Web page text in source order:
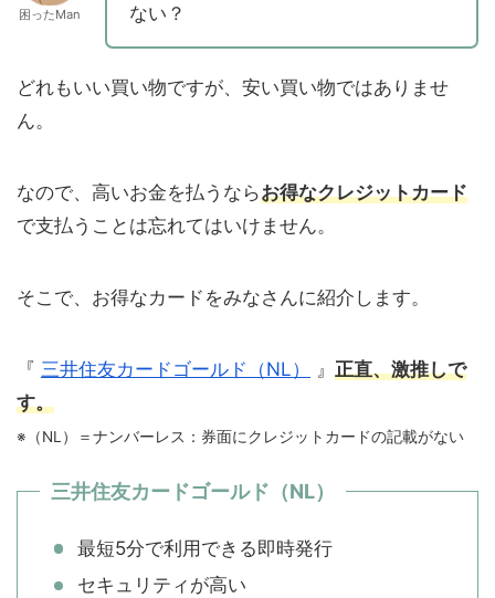
困ったMan
ない？
どれもいい買い物ですが、安い買い物ではありませ
ん。
なので、高いお金を払うならお得なクレジットカード
で支払うことは忘れてはいけません。
そこで、お得なカードをみなさんに紹介します。
『 三井住友カードゴールド（NL） 』 正直、激推しで
す。
※（NL）＝ナンバーレス：券面にクレジットカードの記載がない
三井住友カードゴールド（NL）
最短5分で利用できる即時発行
セキュリティが高い